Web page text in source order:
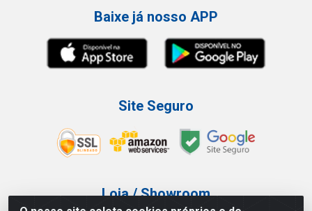
Baixe já nosso APP
Site Seguro
Loja / Showroom